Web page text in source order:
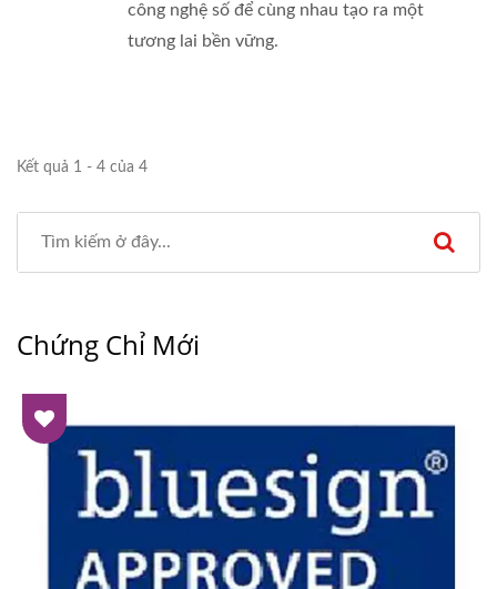
công nghệ số để cùng nhau tạo ra một
tương lai bền vững.
Kết quả 1 - 4 của 4
Chứng Chỉ Mới